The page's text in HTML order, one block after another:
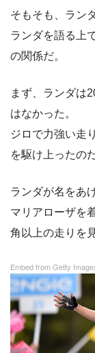
そもそも、ラン
ランダを語る上
の関係だ。
まず、ランダは
はなかった。
ジロで力強い走
を駆け上ったのだ
ランダが名をあ
マリアローザを
角以上の走りを
Embed from Getty